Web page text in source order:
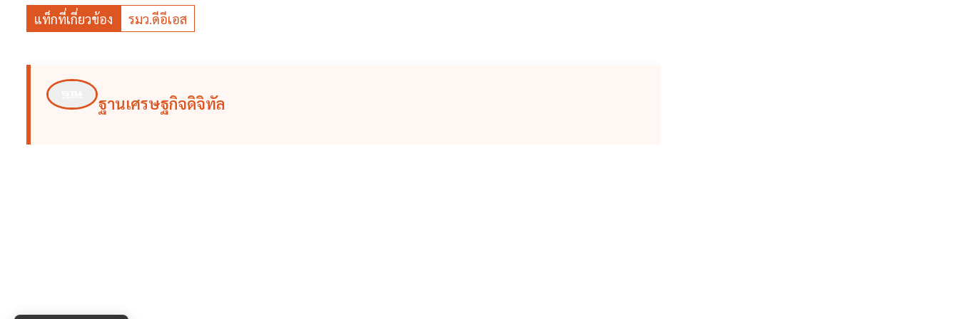
แท็กที่เกี่ยวข้อง รมว.ดีอีเอส
ฐานเศรษฐกิจดิจิทัล